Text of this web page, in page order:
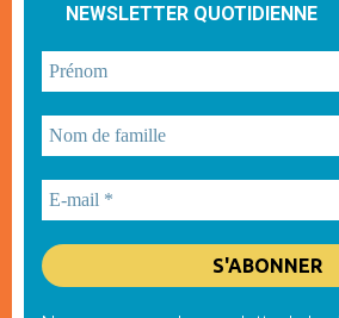
NEWSLETTER QUOTIDIENNE